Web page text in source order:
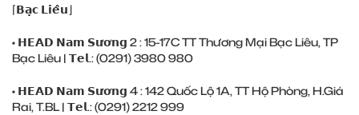
⌈𝗕𝗮̣𝗰 𝗟𝗶𝗲̂𝘂⌋
• 𝗛𝗘𝗔𝗗 𝗡𝗮𝗺 𝗦𝘂̛𝗼̛𝗻𝗴 2 : 15-17C TT Thương Mại Bạc Liêu, TP
Bạc Liêu | 𝗧𝗲𝗹.: (0291) ‎3980 980
• 𝗛𝗘𝗔𝗗 𝗡𝗮𝗺 𝗦𝘂̛𝗼̛𝗻𝗴 4 : 142 Quốc Lộ 1A, TT Hộ Phòng, H.Giá
Rai, T.BL | 𝗧𝗲𝗹.: (0291) ‎2212 999